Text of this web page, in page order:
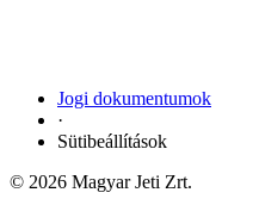
Jogi dokumentumok
·
Sütibeállítások
© 2026 Magyar Jeti Zrt.